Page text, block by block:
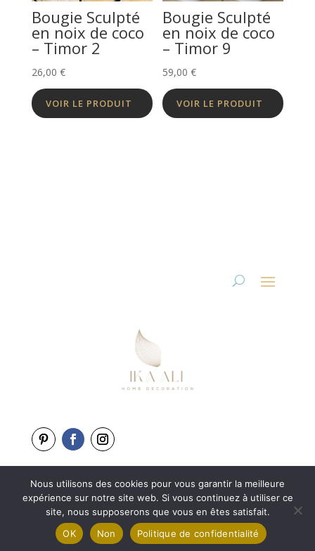
Bougie Sculpté
en noix de coco
– Timor 2
26,00 €
VOIR LE PRODUIT
Bougie Sculpté
en noix de coco
– Timor 9
59,00€
VOIR LE PRODUIT
Copyright 2025-2026
Une création deL’Agence BewweB.fr
Nous utilisons des cookies pour vous garantir la meilleure
expérience sur notre site web. Si vous continuez à utiliser ce
site, nous supposerons que vous en êtes satisfait.
OK
Non Politique de confidentialité